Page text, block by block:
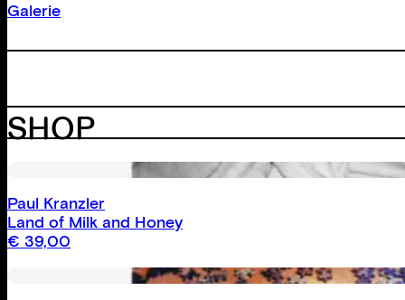
Galerie
SHOP
Paul Kranzler
Land of Milk and Honey
€ 39,00